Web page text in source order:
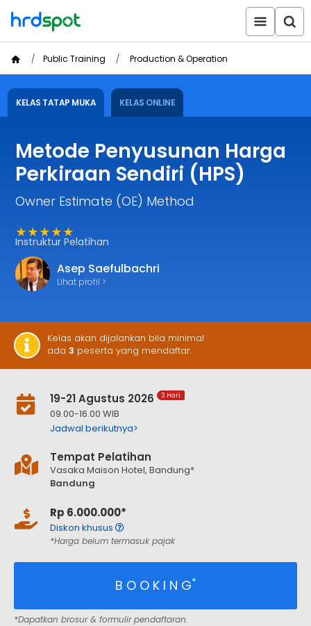
Public Training Production & Operation
KELAS TATAP MUKA KELAS ONLINE
Metode Penyusunan Harga
Perkiraan Sendiri (HPS)
Owner Estimate (OE) Method
★★★★★
Instruktur Pelatihan
Asep Saefulbachri
Lihat profil >
Kelas akan dijalankan bila minimal
ada 3 peserta yang mendaftar.
19-21 Agustus 2026 3 Hari
09.00-16.00 WIB
Jadwal berikutnya>
Tempat Pelatihan
Vasaka Maison Hotel, Bandung*
Bandung
Rp 6.000.000*
Diskon khusus
*Harga belum termasuk pajak
B O O K I N G*
*Dapatkan brosur & formulir pendaftaran.